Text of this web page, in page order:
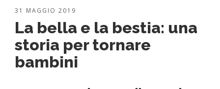
31 MAGGIO 2019
La bella e la bestia: una
storia per tornare
bambini